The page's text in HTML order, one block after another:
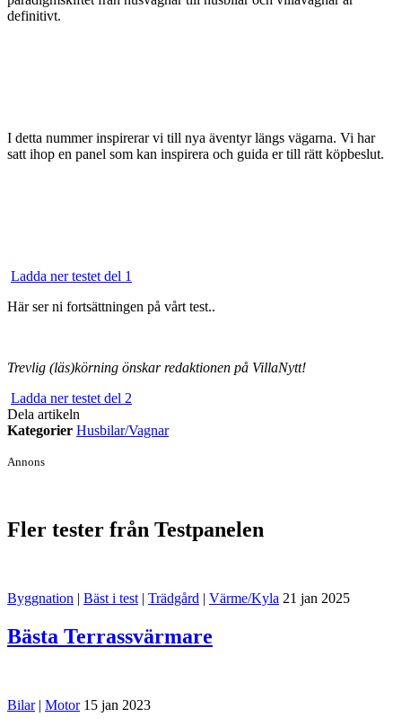
definitivt.
I detta nummer inspirerar vi till nya äventyr längs vägarna. Vi har
satt ihop en panel som kan inspirera och guida er till rätt köpbeslut.
Ladda ner testet del 1
Här ser ni fortsättningen på vårt test..
Trevlig (läs)körning önskar redaktionen på VillaNytt!
Ladda ner testet del 2
Dela artikeln
Kategorier Husbilar/Vagnar
Annons
Fler tester från Testpanelen
Byggnation | Bäst i test | Trädgård | Värme/Kyla 21 jan 2025
Bästa Terrassvärmare
Bilar | Motor 15 jan 2023